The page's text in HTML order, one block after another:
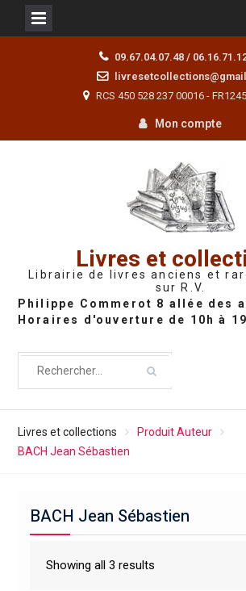
09.67.04.07.48 /
RCS 450 528 237 00016 -
Mon compte
Livres et
Librairie de livres anciens et
sur R.V.
Livres et collections
Produit Auteur
BACH Jean Sébastien
BACH Jean Sébastien
Showing all 3 results